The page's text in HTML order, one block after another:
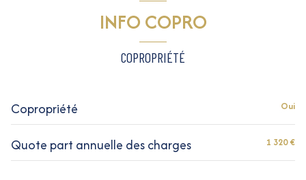
INFO COPRO
COPROPRIÉTÉ
Copropriété Oui
Quote part annuelle des charges 1 320 €